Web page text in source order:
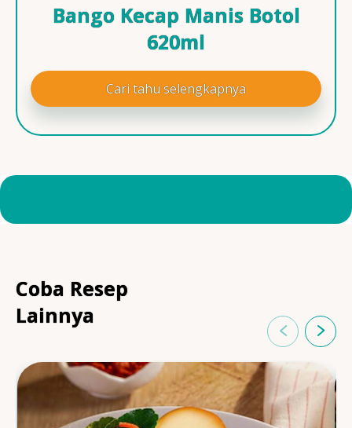
Bango Kecap Manis Botol
620ml
Cari tahu selengkapnya
Coba Resep
Lainnya